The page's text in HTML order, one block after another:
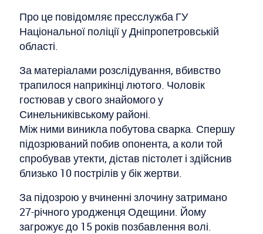
Про це повідомляє пресслужба ГУ
Національної поліції у Дніпропетровській
області.
За матеріалами розслідування, вбивство
трапилося наприкінці лютого. Чоловік
гостював у свого знайомого у
Синельниківському районі.
Між ними виникла побутова сварка. Спершу
підозрюваний побив опонента, а коли той
спробував утекти, дістав пістолет і здійснив
близько 10 пострілів у бік жертви.
За підозрою у вчиненні злочину затримано
27-річного уродженця Одещини. Йому
загрожує до 15 років позбавлення волі.